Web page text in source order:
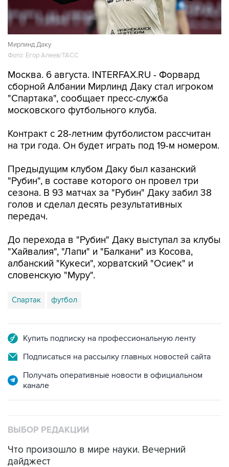
9
Обмеление Дуная
10
Лучшие фото недели
СПОРТ
12:23, 6 августа 2026
"Спартак" объявил о переходе
нападающего Даку
Мирлинд Даку
Фото: Егор Алеев/ТАСС